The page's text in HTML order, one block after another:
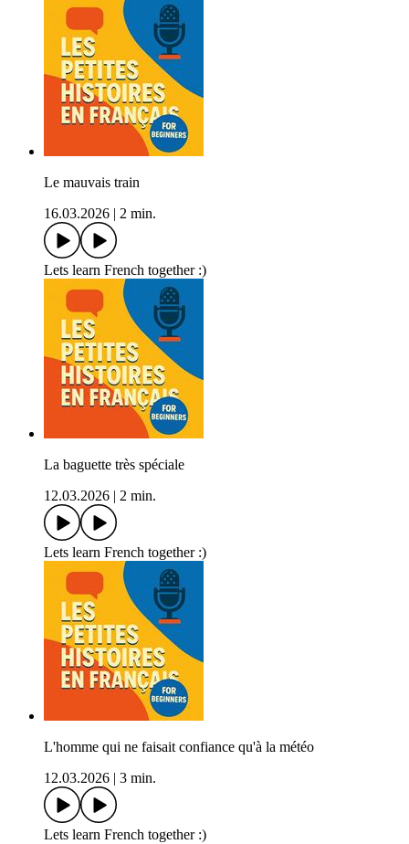
Le mauvais train
16.03.2026
2 min.
Lets learn French together :)
La baguette très spéciale
12.03.2026
2 min.
Lets learn French together :)
L'homme qui ne faisait confiance qu'à la météo
12.03.2026
3 min.
Lets learn French together :)